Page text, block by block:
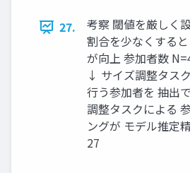
27.
考察 閾値を厳しく
割合を少なくする
が向上 参加者数
↓ サイズ調整タス
行う参加者を 抽出
調整タスクによる
ングが モデル推定
27